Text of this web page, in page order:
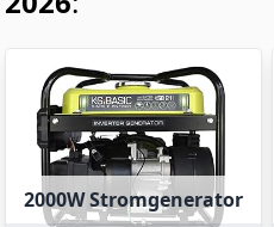
2000W Stromgenerator